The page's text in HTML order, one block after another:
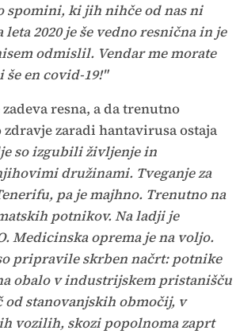
spomini, ki jih nihče od nas ni
2020 je še vedno resnična in je
odmislil. Vendar me morate
en covid-19!"
resna, a da trenutno
zdravje zaradi hantavirusa ostaja
so izgubili življenje in
družinami. Tveganje za
pa je majhno. Trenutno na
potnikov. Na ladji je
Medicinska oprema je na voljo.
pripravile skrben načrt: potnike
obalo v industrijskem pristanišču
od stanovanjskih območij, v
vozilih, skozi popolnoma zaprt